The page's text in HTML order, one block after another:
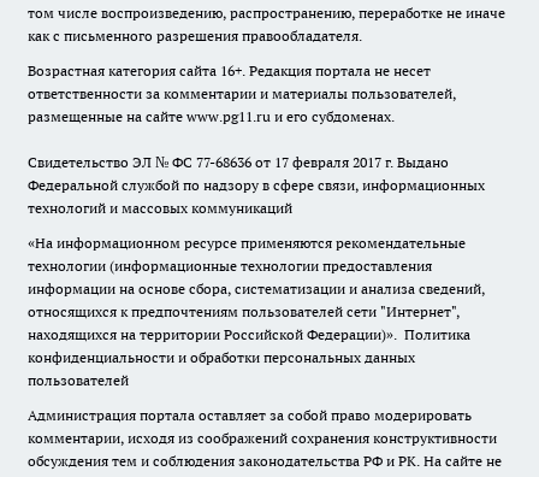
том числе воспроизведению, распространению, переработке не иначе
как с письменного разрешения правообладателя.
Возрастная категория сайта 16+. Редакция портала не несет
ответственности за комментарии и материалы пользователей,
размещенные на сайте www.pg11.ru и его субдоменах.
Свидетельство ЭЛ № ФС 77-68636 от 17 февраля 2017 г. Выдано
Федеральной службой по надзору в сфере связи, информационных
технологий и массовых коммуникаций
«На информационном ресурсе применяются рекомендательные
технологии (информационные технологии предоставления
информации на основе сбора, систематизации и анализа сведений,
относящихся к предпочтениям пользователей сети "Интернет",
находящихся на территории Российской Федерации)». Политика
конфиденциальности и обработки персональных данных
пользователей
Администрация портала оставляет за собой право модерировать
комментарии, исходя из соображений сохранения конструктивности
обсуждения тем и соблюдения законодательства РФ и РК. На сайте не